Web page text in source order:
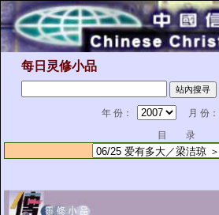
每日灵修小品
年 份：
月 份：
目 录